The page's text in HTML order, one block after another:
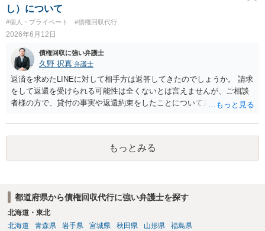
し）について
#個人・プライベート #債権回収代行
2026年6月12日
債権回収に強い弁護士
久野 択真 弁護士
返済を求めたLINEに対して相手方は返答してきたのでしょうか。 請求
をして返還を受けられる可能性は全くないとは言えませんが、ご相談
者様の方で、貸付の事実や返還約束をしたことについて立証する必要
の弁護士に、貸付メモやLINEの履歴を持って、具体的に相談に行かれ
るのがよろしいかと思います。 以上ご参考までに。
もっとみる
都道府県から債権回収代行に強い弁護士を探す
北海道・東北
北海道
青森県 岩手県 宮城県 秋田県 山形県 福島県